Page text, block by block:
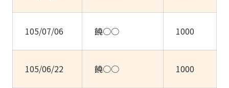
看診須知 門診時間
就醫指南
文件申請
105/07/06 饒○○ 1000
105/06/22 饒○○ 1000